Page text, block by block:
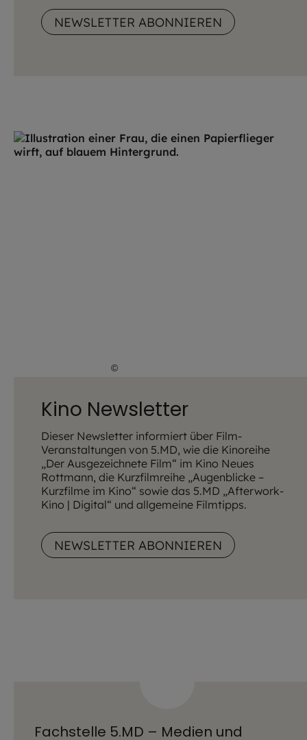
aktuellen digitalen Themen und vieles mehr für
den Bereich des Religionsunterrichtes
aufmerksam.
NEWSLETTER ABONNIEREN
©
Kino Newsletter
Dieser Newsletter informiert über Film-
Veranstaltungen von 5.MD, wie die Kinoreihe
„Der Ausgezeichnete Film“ im Kino Neues
Rottmann, die Kurzfilmreihe „Augenblicke –
Kurzfilme im Kino“ sowie das 5.MD „Afterwork-
Kino | Digital“ und allgemeine Filmtipps.
NEWSLETTER ABONNIEREN
Fachstelle 5.MD – Medien und